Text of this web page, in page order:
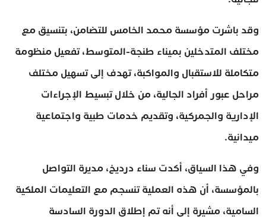
وقد باشرت مؤسسة محمد الخامس للتضامن، بتنسيق مع
مختلف المتدخلين بميناء طنجة-المتوسط، تفعيل منظومة
متكاملة للاستقبال والمواكبة، تهدف إلى تسهيل مختلف
مراحل عبور أفراد الجالية، من خلال تبسيط الإجراءات
الإدارية والجمركية، وتقديم خدمات طبية واجتماعية
ميدانية.
وفي هذا السياق، أكدت سناء درديخ، مديرة التواصل
بالمؤسسة، أن هذه العملية تنسجم مع التعليمات الملكية
السامية، مشيرة إلى أنه تم إطلاق الدورة السادسة